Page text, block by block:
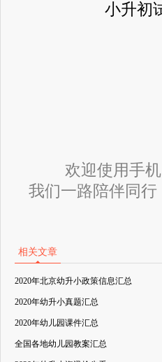
小升初
欢迎使用手
我们一路陪伴同行
相关文章
2020年北京幼升小政策信息汇总
2020年幼升小真题汇总
2020年幼儿园课件汇总
全国各地幼儿园教案汇总